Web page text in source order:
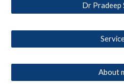
Dr Pradeep
About